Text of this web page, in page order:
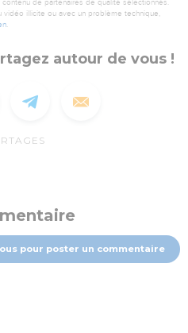
de partenaires de qualité sélectionnés.
illicite ou avec un problème technique,
.
autour de vous !
pour poster un commentaire